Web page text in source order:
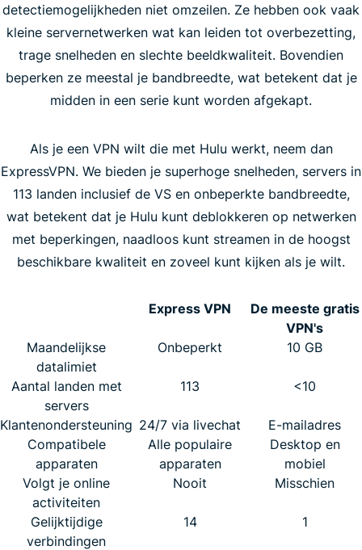
detectiemogelijkheden niet omzeilen. Ze hebben ook vaak
kleine servernetwerken wat kan leiden tot overbezetting,
trage snelheden en slechte beeldkwaliteit. Bovendien
beperken ze meestal je bandbreedte, wat betekent dat je
midden in een serie kunt worden afgekapt.
Als je een VPN wilt die met Hulu werkt, neem dan
ExpressVPN. We bieden je superhoge snelheden, servers in
113 landen inclusief de VS en onbeperkte bandbreedte,
wat betekent dat je Hulu kunt deblokkeren op netwerken
met beperkingen, naadloos kunt streamen in de hoogst
beschikbare kwaliteit en zoveel kunt kijken als je wilt.
Express VPN
De meeste gratis
VPN's
Maandelijkse
datalimiet
Onbeperkt 10 GB
Aantal landen met
servers
113 <10
Klantenondersteuning 24/7 via livechat
E-mailadres
Compatibele
apparaten
Alle populaire
apparaten
Desktop en
mobiel
Volgt je online
activiteiten
Nooit Misschien
Gelijktijdige
verbindingen
14 1